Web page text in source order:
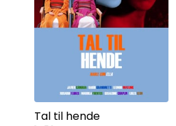
Tal til hende